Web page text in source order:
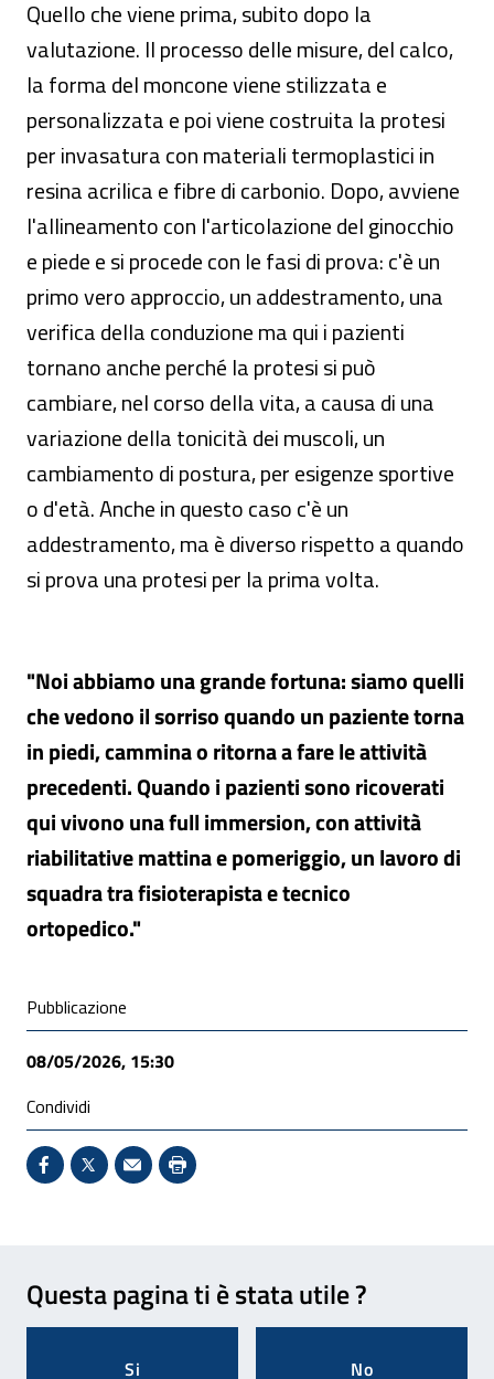
Quello che viene prima, subito dopo la
valutazione. Il processo delle misure, del calco,
la forma del moncone viene stilizzata e
personalizzata e poi viene costruita la protesi
per invasatura con materiali termoplastici in
resina acrilica e fibre di carbonio. Dopo, avviene
l'allineamento con l'articolazione del ginocchio
e piede e si procede con le fasi di prova: c'è un
primo vero approccio, un addestramento, una
verifica della conduzione ma qui i pazienti
tornano anche perché la protesi si può
cambiare, nel corso della vita, a causa di una
variazione della tonicità dei muscoli, un
cambiamento di postura, per esigenze sportive
o d'età. Anche in questo caso c'è un
addestramento, ma è diverso rispetto a quando
si prova una protesi per la prima volta.
"Noi abbiamo una grande fortuna: siamo quelli
che vedono il sorriso quando un paziente torna
in piedi, cammina o ritorna a fare le attività
precedenti. Quando i pazienti sono ricoverati
qui vivono una full immersion, con attività
riabilitative mattina e pomeriggio, un lavoro di
squadra tra fisioterapista e tecnico
ortopedico."
Condivisione social
Pubblicazione
08/05/2026, 15:30
Condividi
Condividi su Facebook - Sito esterno - Apertura in
X - Sito esterno - Apertura in nuova finestra
Invio Mail: apre il programma di posta
Stampa pagina: scelta meno
Questa pagina ti è stata utile ?
Si No